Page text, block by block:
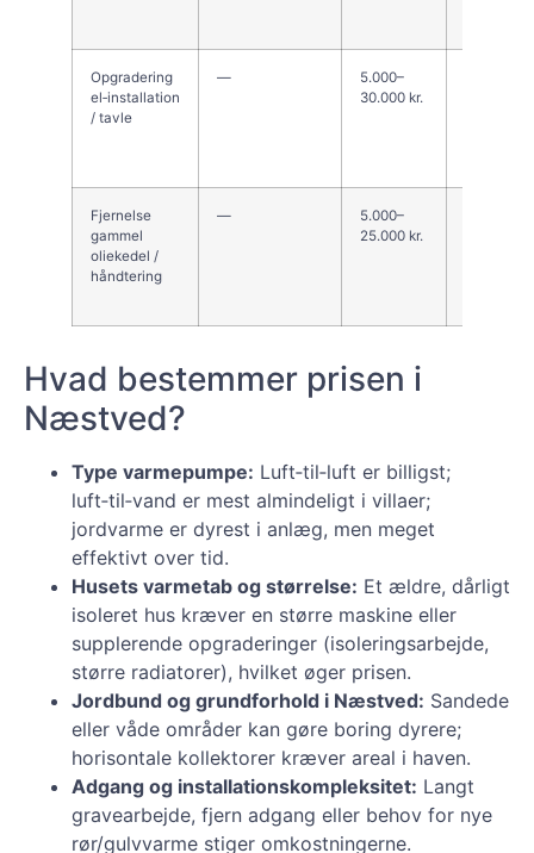
Opgradering
el‑installation
/ tavle
—
5.000–
30.000 kr.
Fjernelse
gammel
oliekedel /
håndtering
—
5.000–
25.000 kr.
Hvad bestemmer prisen i
Næstved?
Type varmepumpe: Luft‑til‑luft er billigst;
luft‑til‑vand er mest almindeligt i villaer;
jordvarme er dyrest i anlæg, men meget
effektivt over tid.
Husets varmetab og størrelse: Et ældre, dårligt
isoleret hus kræver en større maskine eller
supplerende opgraderinger (isoleringsarbejde,
større radiatorer), hvilket øger prisen.
Jordbund og grundforhold i Næstved: Sandede
eller våde områder kan gøre boring dyrere;
horisontale kollektorer kræver areal i haven.
Adgang og installationskompleksitet: Langt
gravearbejde, fjern adgang eller behov for nye
rør/gulvvarme stiger omkostningerne.